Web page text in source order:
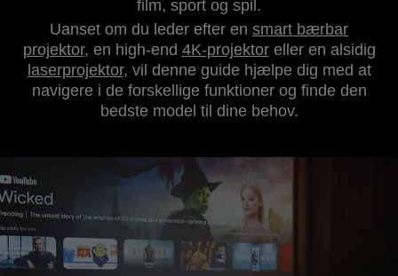
film, sport og spil.
Uanset om du leder efter en smart bærbar
projektor, en high-end 4K-projektoreller en alsidig
laserprojektor, vil denne guide hjælpe dig med at
navigere i de forskellige funktioner og finde den
bedste model til dine behov.